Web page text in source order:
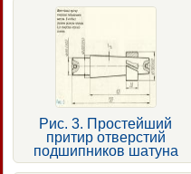
Рис. 3. Простейший
притир отверстий
подшипников шатуна